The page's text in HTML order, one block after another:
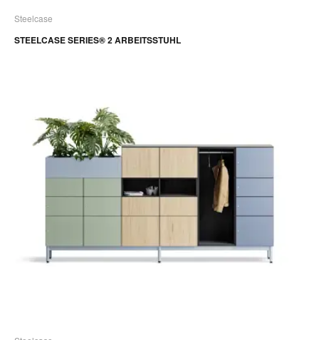
Steelcase
STEELCASE SERIES® 2 ARBEITSSTUHL